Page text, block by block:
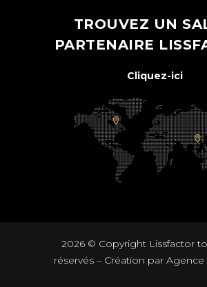
TROUVEZ UN
PARTENAIRE
Cliquez-ici
2026 © CopyrightLissfactor
réservés – Création par Agence